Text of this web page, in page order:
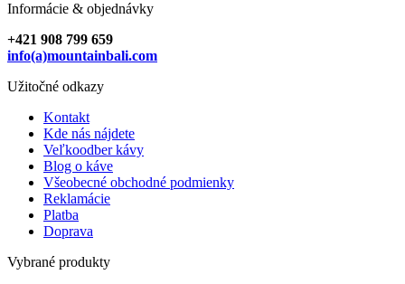
Informácie & objednávky
+421 908 799 659
info(a)mountainbali.com
Užitočné odkazy
Kontakt
Kde nás nájdete
Veľkoodber kávy
Blog o káve
Všeobecné obchodné podmienky
Reklamácie
Platba
Doprava
Vybrané produkty